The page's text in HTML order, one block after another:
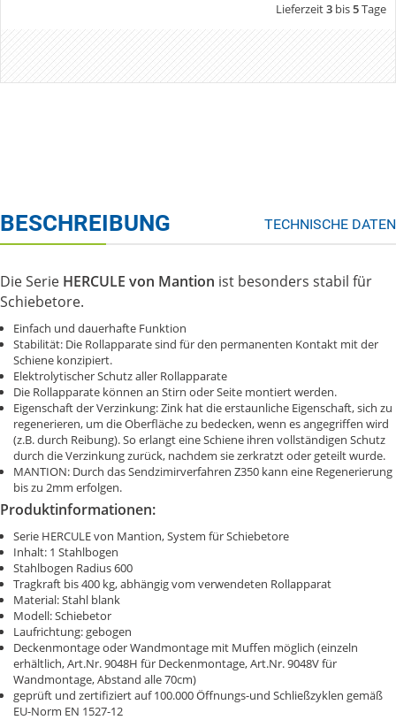
Lieferzeit3 bis5Tage
BESCHREIBUNG TECHNISCHE DATEN
Die Serie HERCULE von Mantion ist besonders stabil für
Schiebetore.
Einfach und dauerhafte Funktion
Stabilität: Die Rollapparate sind für den permanenten Kontakt mit der
Schiene konzipiert.
Elektrolytischer Schutz aller Rollapparate
Die Rollapparate können an Stirn oder Seite montiert werden.
Eigenschaft der Verzinkung: Zink hat die erstaunliche Eigenschaft, sich zu
regenerieren, um die Oberfläche zu bedecken, wenn es angegriffen wird
(z.B. durch Reibung). So erlangt eine Schiene ihren vollständigen Schutz
durch die Verzinkung zurück, nachdem sie zerkratzt oder geteilt wurde.
MANTION: Durch das Sendzimirverfahren Z350 kann eine Regenerierung
bis zu 2mm erfolgen.
Produktinformationen:
Serie HERCULE von Mantion, System für Schiebetore
Inhalt: 1 Stahlbogen
Stahlbogen Radius 600
Tragkraft bis 400 kg, abhängig vom verwendeten Rollapparat
Material: Stahl blank
Modell: Schiebetor
Laufrichtung: gebogen
Deckenmontage oder Wandmontage mit Muffen möglich (einzeln
erhältlich, Art.Nr. 9048H für Deckenmontage, Art.Nr. 9048V für
Wandmontage, Abstand alle 70cm)
geprüft und zertifiziert auf 100.000 Öffnungs-und Schließzyklen gemäß
EU-Norm EN 1527-12